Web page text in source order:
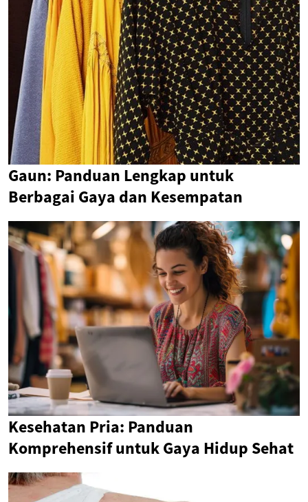
Gaun: Panduan Lengkap untuk
Berbagai Gaya dan Kesempatan
Kesehatan Pria: Panduan
Komprehensif untuk Gaya Hidup Sehat